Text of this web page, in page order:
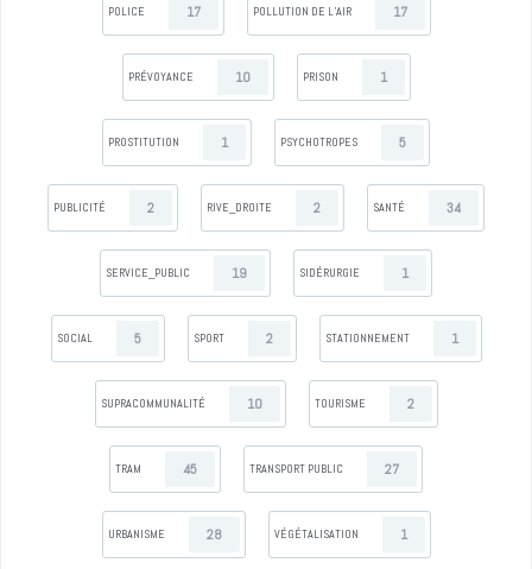
POLICE 17 POLLUTION DE L’AIR 17
PRÉVOYANCE 10 PRISON 1
PROSTITUTION 1 PSYCHOTROPES 5
PUBLICITÉ 2 RIVE_DROITE 2 SANTÉ 34
SERVICE_PUBLIC 19 SIDÉRURGIE 1
SOCIAL 5 SPORT 2 STATIONNEMENT 1
SUPRACOMMUNALITÉ 10 TOURISME 2
TRAM 45 TRANSPORT PUBLIC 27
URBANISME 28 VÉGÉTALISATION 1